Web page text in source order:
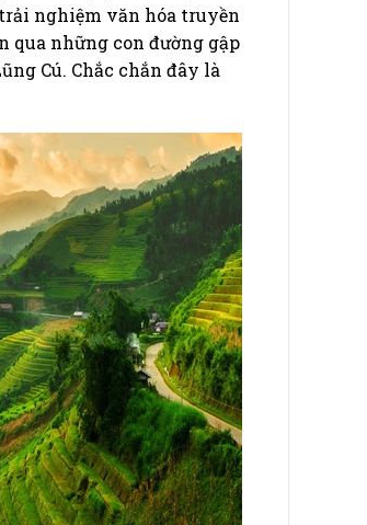
trải nghiệm văn hóa truyền
qua những con đường gập
Cú. Chắc chắn đây là